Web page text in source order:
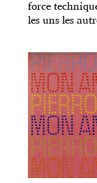
force
les uns les